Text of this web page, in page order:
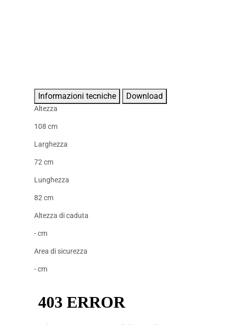
Informazioni tecniche Download
Altezza
108 cm
Larghezza
72 cm
Lunghezza
82 cm
Altezza di caduta
- cm
Area di sicurezza
- cm